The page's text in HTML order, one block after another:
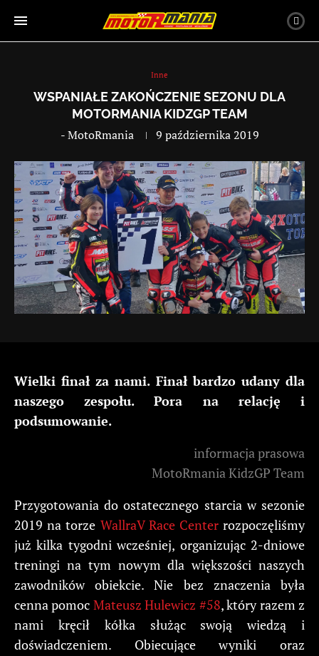
Inne
WSPANIAŁE ZAKOŃCZENIE SEZONU DLA
MOTORMANIA KIDZGP TEAM
-MotoRmania 9 października 2019
Wielki finał za nami. Finał bardzo udany dla
naszego zespołu. Pora na relację i
podsumowanie.
informacja prasowa
MotoRmania KidzGP Team
Przygotowania do ostatecznego starcia w sezonie
2019 na torze WallraV Race Centerrozpoczęliśmy
już kilka tygodni wcześniej, organizując 2-dniowe
treningi na tym nowym dla większości naszych
zawodników obiekcie. Nie bez znaczenia była
cenna pomoc Mateusz Hulewicz #58, który razem z
nami kręcił kółka służąc swoją wiedzą i
doświadczeniem. Obiecujące wyniki oraz